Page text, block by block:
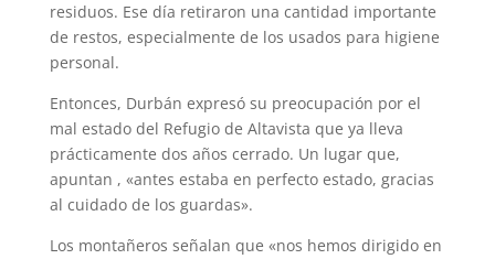
residuos. Ese día retiraron una cantidad importante
de restos, especialmente de los usados para higiene
personal.
Entonces, Durbán expresó su preocupación por el
mal estado del Refugio de Altavista que ya lleva
prácticamente dos años cerrado. Un lugar que,
apuntan , «antes estaba en perfecto estado, gracias
al cuidado de los guardas».
Los montañeros señalan que «nos hemos dirigido en